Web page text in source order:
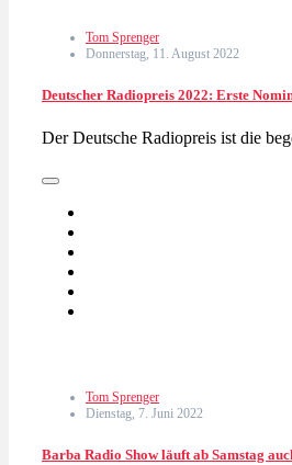
Tom Sprenger
Donnerstag, 11. August 2022
Deutscher Radiopreis 2022: Erste
Der Deutsche Radiopreis ist die
Tom Sprenger
Dienstag, 7. Juni 2022
Barba Radio Show läuft ab Samstag